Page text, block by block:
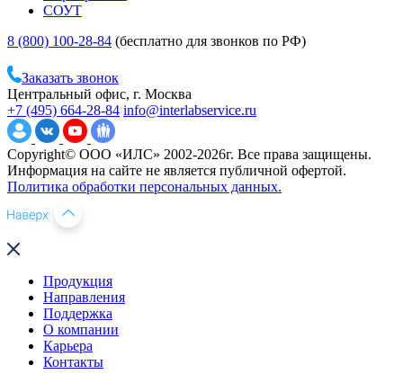
СОУТ
8 (800) 100-28-84 (бесплатно для звонков по РФ)
Заказать звонок
Центральный офис, г. Москва
+7 (495) 664-28-84 info@interlabservice.ru
Copyright© ООО «ИЛС» 2002-2026г. Все права защищены.
Информация на сайте не является публичной офертой.
Политика обработки персональных данных.
Продукция
Направления
Поддержка
О компании
Карьера
Контакты